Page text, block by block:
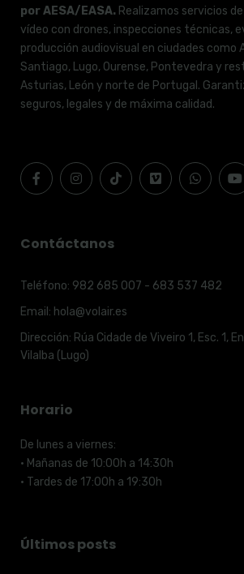
por AESA/EASA. Realizamos servicios
vídeo con drones, inspecciones técnicas,
producción audiovisual en ciudades como
Santiago, Lugo, Ourense, Pontevedra y
Asturias, León y norte de Portugal.
seguros, legales y de máxima calidad.
Contáctanos
Teléfono: 982 685 007 - 683 537 482
Email: hola@volair.es
Dirección: Rúa Cidade de Viveiro 1, Esc. 1,
Vilalba (Lugo)
Horario
De lunes a viernes:
· Mañanas de 10:00h a 14:30h
· Tardes de 17:00h a 19:30h
Últimos posts